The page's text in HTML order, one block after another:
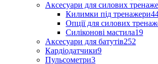
Аксесуари для силових
Килимки під тренажери
Опції для силових
Силіконові мастила19
Аксесуари для батутів252
Кардіодатчики9
Пульсометри3